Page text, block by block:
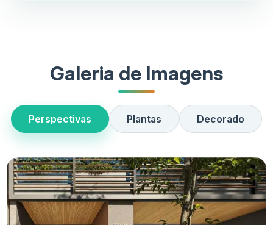
Galeria de Imagens
Perspectivas Plantas Decorado